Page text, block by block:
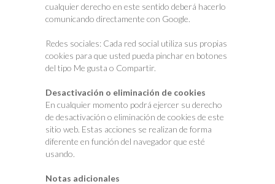
cualquier derecho en este sentido deberá hacerlo
comunicando directamente con Google.
Redes sociales: Cada red social utiliza sus propias
cookies para que usted pueda pinchar en botones
del tipo Me gusta o Compartir.
Desactivación o eliminación de cookies
En cualquier momento podrá ejercer su derecho
de desactivación o eliminación de cookies de este
sitio web. Estas acciones se realizan de forma
diferente en función del navegador que esté
usando.
Notas adicionales